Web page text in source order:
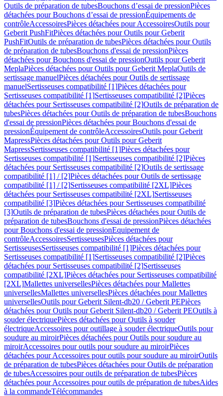
Outils de préparation de tubesBouchons d’essai de pressionPièces
détachées pour Bouchons d’essai de pressionÉquipements de
contrôleAccessoiresPièces détachées pour AccessoiresOutils pour
Geberit PushFitPièces détachées pour Outils pour Geberit
PushFitOutils de préparation de tubesPièces détachées pour Outils
de préparation de tubesBouchons d'essai de pressionPièces
détachées pour Bouchons d'essai de pressionOutils pour Geberit
MeplaPièces détachées pour Outils pour Geberit MeplaOutils de
sertissage manuelPièces détachées pour Outils de sertissage
manuelSertisseuses compatibilité [1]Pièces détachées pour
Sertisseuses compatibilité [1]Sertisseuses compatibilité [2]Pièces
détachées pour Sertisseuses compatibilité [2]Outils de préparation de
tubesPièces détachées pour Outils de préparation de tubesBouchons
d'essai de pressionPièces détachées pour Bouchons d'essai de
pressionÉquipement de contrôleAccessoiresOutils pour Geberit
MapressPièces détachées pour Outils pour Geberit
MapressSertisseuses compatibilité [1]Pièces détachées pour
Sertisseuses compatibilité [1]Sertisseuses compatibilité [2]Pièces
détachées pour Sertisseuses compatibilité [2]Outils de sertissage
compatibilité [1] / [2]Pièces détachées pour Outils de sertissage
compatibilité [1] / [2]Sertisseuses compatibilité [2XL]Pièces
détachées pour Sertisseuses compatibilité [2XL]Sertisseuses
compatibilité [3]Pièces détachées pour Sertisseuses compatibilité
[3]Outils de préparation de tubesPièces détachées pour Outils de
préparation de tubesBouchons d'essai de pressionPièces détachées
pour Bouchons d'essai de pressionEquipement de
contrôleAccessoiresSertisseusesPièces détachées pour
SertisseusesSertisseuses compatibilité [1]Pièces détachées pour
Sertisseuses compatibilité [1]Sertisseuses compatibilité [2]Pièces
détachées pour Sertisseuses compatibilité [2]Sertisseuses
compatibilité [2XL]Pièces détachées pour Sertisseuses compatibilité
[2XL]Mallettes universellesPièces détachées pour Mallettes
universellesMallettes universellesPièces détachées pour Mallettes
universellesOutils pour Geberit Silent-db20 / Geberit PEPièces
détachées pour Outils pour Geberit Silent-db20 / Geberit PEOutils à
souder électriquePièces détachées pour Outils à souder
électriqueAccessoires pour outillage à souder électriqueOutils pour
soudure au miroirPièces détachées pour Outils pour soudure au
miroirAccessoires pour outils pour soudure au miroirPièces
détachées pour Accessoires pour outils pour soudure au miroirOutils
de préparation de tubesPièces détachées pour Outils de préparation
de tubesAccessoires pour outils de préparation de tubesPièces
détachées pour Accessoires pour outils de préparation de tubesAides
à la commandeTélécommandes